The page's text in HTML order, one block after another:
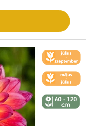
🌼 KVĚT -
ČERVENEC
🌼 KVĚT -
ČERVEN
↕️ VÝŠKA 60
- 120 CM